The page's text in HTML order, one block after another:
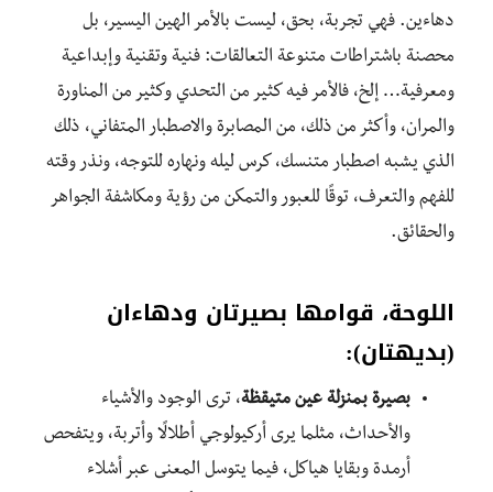
دهاءين. فهي تجربة، بحق، ليست بالأمر الهين اليسير، بل
محصنة باشتراطات متنوعة التعالقات: فنية وتقنية وإبداعية
ومعرفية… إلخ، فالأمر فيه كثير من التحدي وكثير من المناورة
والمران، وأكثر من ذلك، من المصابرة والاصطبار المتفاني، ذلك
الذي يشبه اصطبار متنسك، كرس ليله ونهاره للتوجه، ونذر وقته
للفهم والتعرف، توقًا للعبور والتمكن من رؤية ومكاشفة الجواهر
والحقائق.
اللوحة، قوامها بصيرتان ودهاءان
(بديهتان):
بصيرة بمنزلة عين متيقظة، ترى الوجود والأشياء
والأحداث، مثلما يرى أركيولوجي أطلالًا وأتربة، ويتفحص
أرمدة وبقايا هياكل، فيما يتوسل المعنى عبر أشلاء